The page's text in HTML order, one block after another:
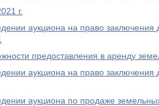
г.
аукциона на право заключения
предоставления в аренду
аукциона на право заключения
аукциона по продаже